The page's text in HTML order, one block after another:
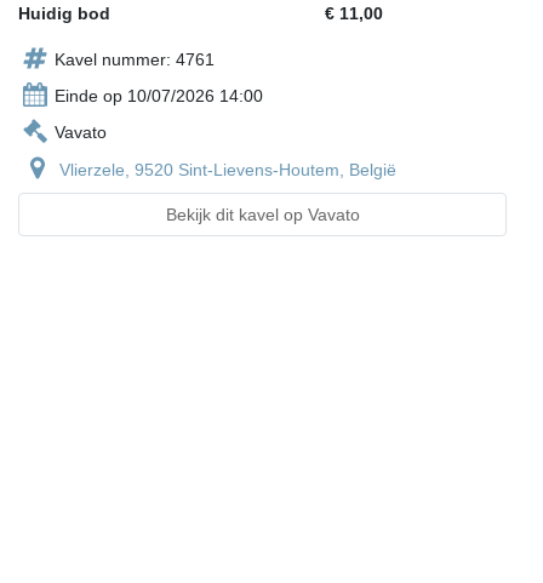
Huidig bod
€ 11,00
Kavel nummer: 4761
Einde op 10/07/2026 14:00
Vavato
Vlierzele, 9520 Sint-Lievens-Houtem, België
Bekijk dit kavel op Vavato